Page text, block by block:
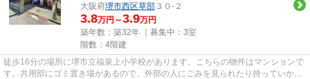
大阪府堺市西区草部 ３０-２
3.8万円～3.9万円
築年数：築32年 ｜募集中： 3室
階数：4階建
徒歩16分の場所に堺市立福泉上小学校があります。こちらの物件はマンションで
す。共用部にゴミ置き場があるので、外部の人にごみを見られたり持っていかれ